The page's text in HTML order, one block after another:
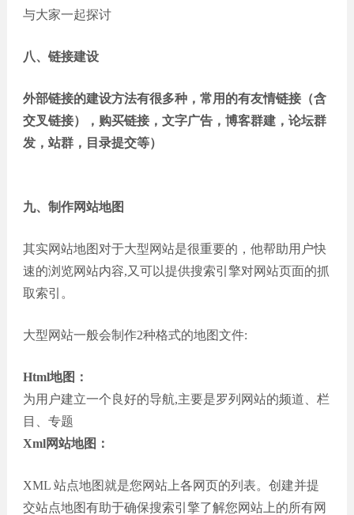
与大家一起探讨
八、链接建设
外部链接的建设方法有很多种，常用的有友情链接（含
交叉链接），购买链接，文字广告，博客群建，论坛群
发，站群，目录提交等）
九、制作网站地图
其实网站地图对于大型网站是很重要的，他帮助用户快
速的浏览网站内容,又可以提供搜索引擎对网站页面的抓
取索引。
大型网站一般会制作2种格式的地图文件:
Html地图：
为用户建立一个良好的导航,主要是罗列网站的频道、栏
目、专题
Xml网站地图：
XML 站点地图就是您网站上各网页的列表。创建并提
交站点地图有助于确保搜索引擎了解您网站上的所有网